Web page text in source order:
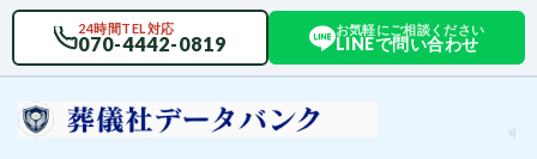
24時間TEL対応
070-4442-0819
お気軽にご相談ください
LINEで問い合わせ